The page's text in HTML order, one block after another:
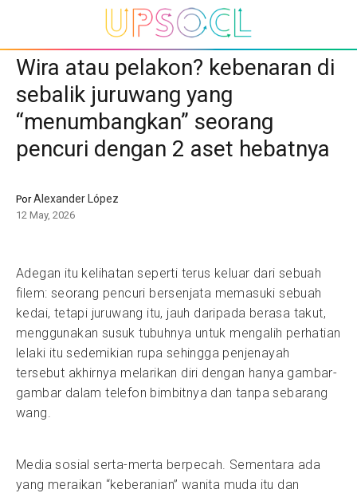
Wira atau pelakon? kebenaran di
sebalik juruwang yang
“menumbangkan” seorang
pencuri dengan 2 aset hebatnya
PorAlexander López
12 May, 2026
Adegan itu kelihatan seperti terus keluar dari sebuah
filem: seorang pencuri bersenjata memasuki sebuah
kedai, tetapi juruwang itu, jauh daripada berasa takut,
menggunakan susuk tubuhnya untuk mengalih perhatian
lelaki itu sedemikian rupa sehingga penjenayah
tersebut akhirnya melarikan diri dengan hanya gambar-
gambar dalam telefon bimbitnya dan tanpa sebarang
wang.
Media sosial serta-merta berpecah. Sementara ada
yang meraikan “keberanian” wanita muda itu dan